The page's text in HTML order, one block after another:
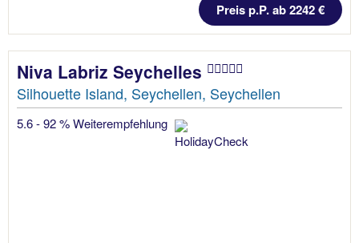
Preis p.P. ab 2242 €
Niva Labriz Seychelles
Silhouette Island, Seychellen, Seychellen
5.6 - 92 % Weiterempfehlung